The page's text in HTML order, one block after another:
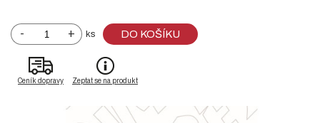
- + ks DO KOŠÍKU
Ceník dopravy Zeptat se na produkt